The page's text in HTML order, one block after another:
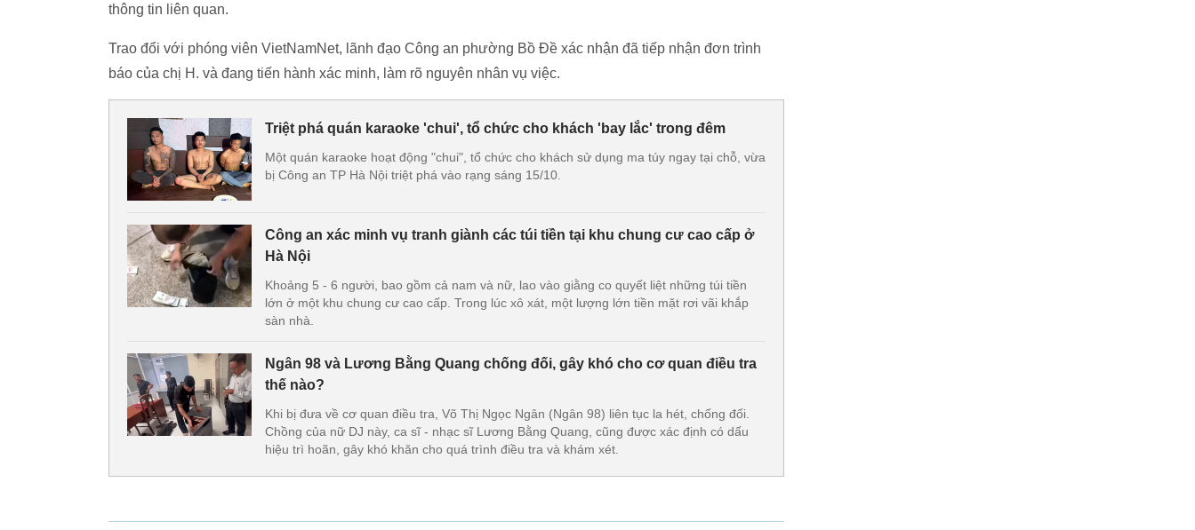
thông tin liên quan.
Trao đổi với phóng viên VietNamNet, lãnh đạo Công an phường Bồ Đề xác nhận đã tiếp nhận đơn trình
báo của chị H. và đang tiến hành xác minh, làm rõ nguyên nhân vụ việc.
Triệt phá quán karaoke 'chui', tổ chức cho khách 'bay lắc' trong đêm
Một quán karaoke hoạt động "chui", tổ chức cho khách sử dụng ma túy ngay tại chỗ, vừa
bị Công an TP Hà Nội triệt phá vào rạng sáng 15/10.
Công an xác minh vụ tranh giành các túi tiền tại khu chung cư cao cấp ở
Hà Nội
Khoảng 5 - 6 người, bao gồm cả nam và nữ, lao vào giằng co quyết liệt những túi tiền
lớn ở một khu chung cư cao cấp. Trong lúc xô xát, một lượng lớn tiền mặt rơi vãi khắp
sàn nhà.
Ngân 98 và Lương Bằng Quang chống đối, gây khó cho cơ quan điều tra
thế nào?
Khi bị đưa về cơ quan điều tra, Võ Thị Ngọc Ngân (Ngân 98) liên tục la hét, chống đối.
Chồng của nữ DJ này, ca sĩ - nhạc sĩ Lương Bằng Quang, cũng được xác định có dấu
hiệu trì hoãn, gây khó khăn cho quá trình điều tra và khám xét.